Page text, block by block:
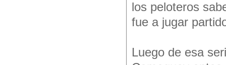
los peloteros
fue a jugar
Luego de esa